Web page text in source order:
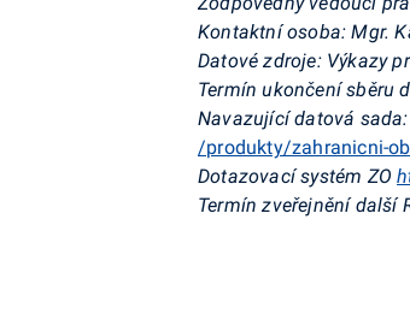
Kontaktní osoba: Mgr.
Datové zdroje: Výkazy
Termín ukončení sběru
Navazující datová
/produkty/zahranicni-
Dotazovací systém ZO
Termín zveřejnění další